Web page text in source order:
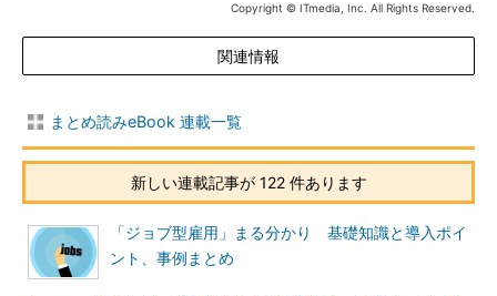
Copyright © ITmedia, Inc. All Rights Reserved.
関連情報
まとめ読みeBook 連載一覧
新しい連載記事が 122 件あります
「ジョブ型雇用」まる分かり 基礎知識と導入ポイ
ント、事例まとめ